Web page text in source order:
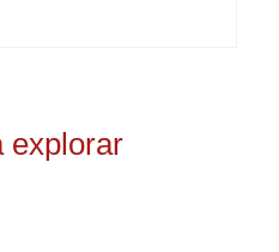
explorar